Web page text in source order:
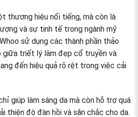
thương hiệu nổi tiếng, mà còn là
và sự tinh tế trong ngành mỹ
sử dụng các thành phần thảo
giữa triết lý làm đẹp cổ truyền và
đến hiệu quả rõ rệt trong việc cải
giúp làm sáng da mà còn hỗ trợ quá
thiện độ đàn hồi và săn chắc cho da.